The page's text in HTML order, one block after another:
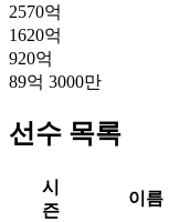
2570억
1620억
920억
89억 3000만
선수 목록
시
즌
이름